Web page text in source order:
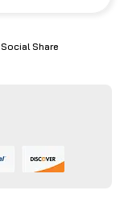
Social Share